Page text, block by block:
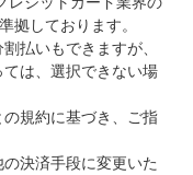
拠しております。
払いもできますが、
は、選択できない場
規約に基づき、ご指
決済手段に変更いた